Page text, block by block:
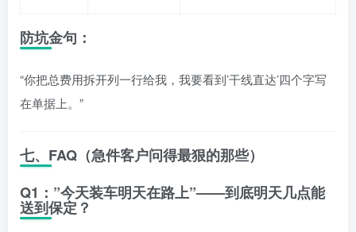
防坑金句：
“你把总费用拆开列一行给我，我要看到’干线直达’四个字写
在单据上。”
七、FAQ（急件客户问得最狠的那些）
Q1：”今天装车明天在路上”——到底明天几点能
送到保定？